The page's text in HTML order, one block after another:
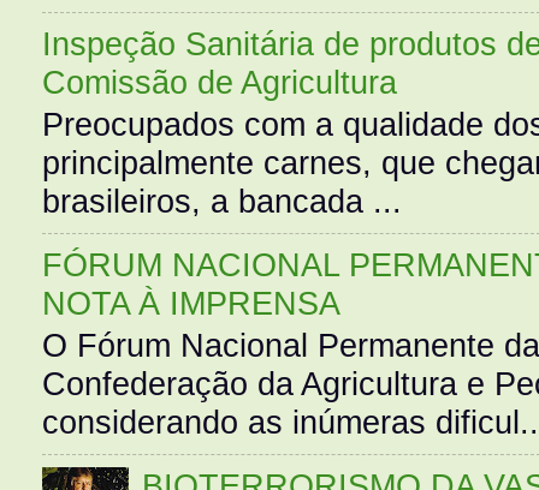
Inspeção Sanitária de produtos
Comissão de Agricultura
Preocupados com a qualidade
principalmente carnes, que
brasileiros, a bancada ...
FÓRUM NACIONAL
NOTA À IMPRENSA
O Fórum Nacional Permanente
Confederação da Agricultura e
considerando as inúmeras